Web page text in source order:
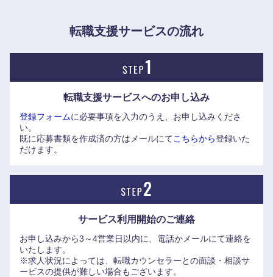
転職支援サービスの流れ
転職支援サービスへのお申し込み
登録フォームに必要事項を入力のうえ、お申し込みくださ
い。
既に応募書類を作成済の方はメールにてこちらから登録いた
だけます。
サービス利用開始のご連絡
お申し込みから3～4営業日以内に、電話かメールにて連絡を
いたします。
※求人状況によっては、転職カウンセラーとの面談・相談サ
ービスの提供が難しい場合もございます。